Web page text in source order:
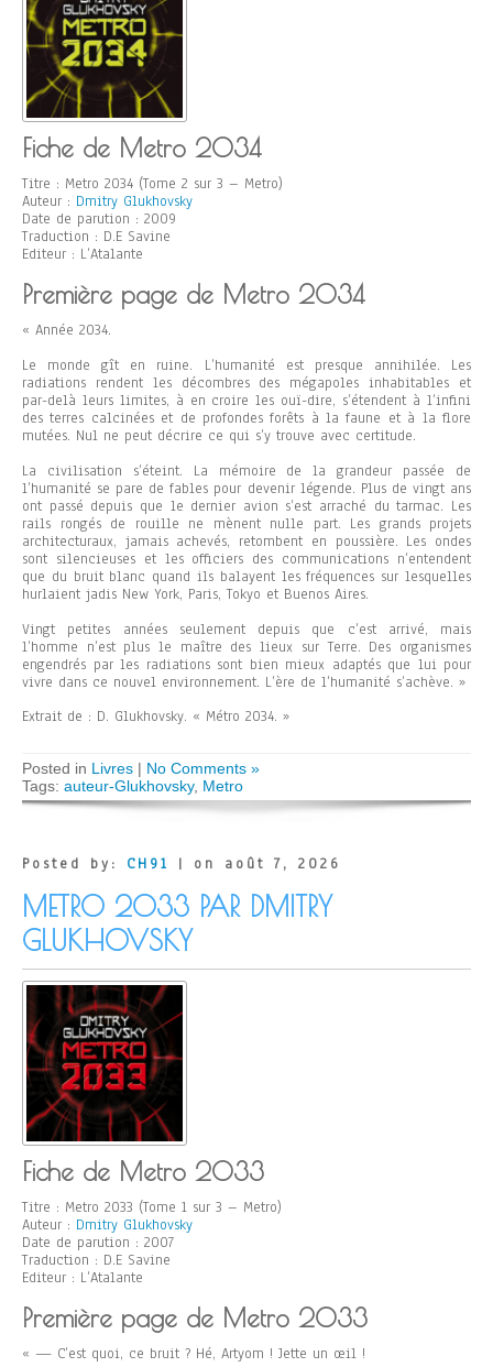
Fiche de Metro 2034
Titre : Metro 2034 (Tome 2 sur 3 – Metro)
Auteur : Dmitry Glukhovsky
Date de parution : 2009
Traduction : D.E Savine
Editeur : L’Atalante
Première page de Metro 2034
« Année 2034.
Le monde gît en ruine. L’humanité est presque annihilée. Les
radiations rendent les décombres des mégapoles inhabitables et
par-delà leurs limites, à en croire les ouï-dire, s’étendent à l’infini
des terres calcinées et de profondes forêts à la faune et à la flore
mutées. Nul ne peut décrire ce qui s’y trouve avec certitude.
La civilisation s’éteint. La mémoire de la grandeur passée de
l’humanité se pare de fables pour devenir légende. Plus de vingt ans
ont passé depuis que le dernier avion s’est arraché du tarmac. Les
rails rongés de rouille ne mènent nulle part. Les grands projets
architecturaux, jamais achevés, retombent en poussière. Les ondes
sont silencieuses et les officiers des communications n’entendent
que du bruit blanc quand ils balayent les fréquences sur lesquelles
hurlaient jadis New York, Paris, Tokyo et Buenos Aires.
Vingt petites années seulement depuis que c’est arrivé, mais
l’homme n’est plus le maître des lieux sur Terre. Des organismes
engendrés par les radiations sont bien mieux adaptés que lui pour
vivre dans ce nouvel environnement. L’ère de l’humanité s’achève. »
Extrait de : D. Glukhovsky. « Métro 2034. »
Posted in Livres | No Comments »
Tags: auteur-Glukhovsky, Metro
Posted by: CH91 | on août 7, 2026
METRO 2033 PAR DMITRY
GLUKHOVSKY
Fiche de Metro 2033
Titre : Metro 2033 (Tome 1 sur 3 – Metro)
Auteur : Dmitry Glukhovsky
Date de parution : 2007
Traduction : D.E Savine
Editeur : L’Atalante
Première page de Metro 2033
« — C’est quoi, ce bruit ? Hé, Artyom ! Jette un œil !